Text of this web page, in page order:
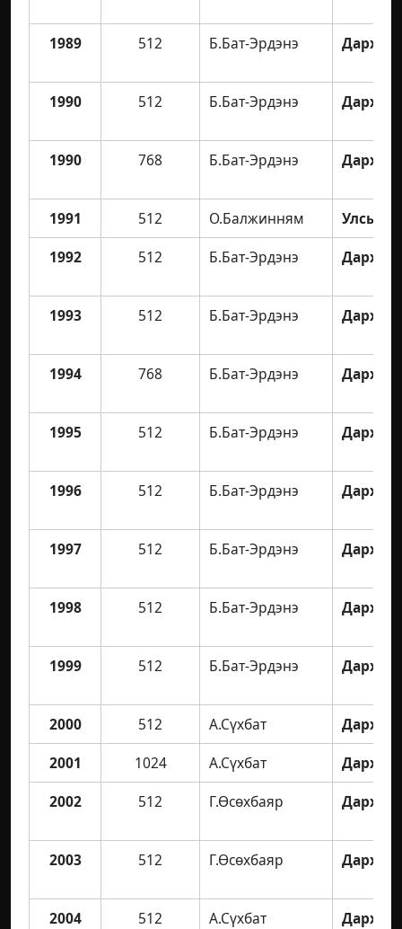
1989 512 Б.Бат-Эрдэнэ Дархан
1990 512 Б.Бат-Эрдэнэ Дархан
1990 768 Б.Бат-Эрдэнэ Дархан
1991 512 О.Балжинням
Улсын
1992
512 Б.Бат-Эрдэнэ Дархан
1993 512 Б.Бат-Эрдэнэ Дархан
1994 768 Б.Бат-Эрдэнэ Дархан
1995 512 Б.Бат-Эрдэнэ Дархан
1996 512 Б.Бат-Эрдэнэ Дархан
1997 512 Б.Бат-Эрдэнэ Дархан
1998 512 Б.Бат-Эрдэнэ Дархан
1999 512 Б.Бат-Эрдэнэ Дархан
2000 512 А.Сүхбат
Дархан
2001
1024 А.Сүхбат
Дархан
2002
512 Г.Өсөхбаяр Дархан
2003 512 Г.Өсөхбаяр Дархан
2004 512 А.Сүхбат
Дархан